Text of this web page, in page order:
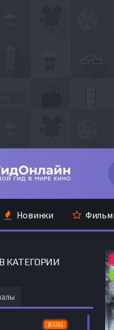
Новинки
КАТЕГОРИИ
(6126)